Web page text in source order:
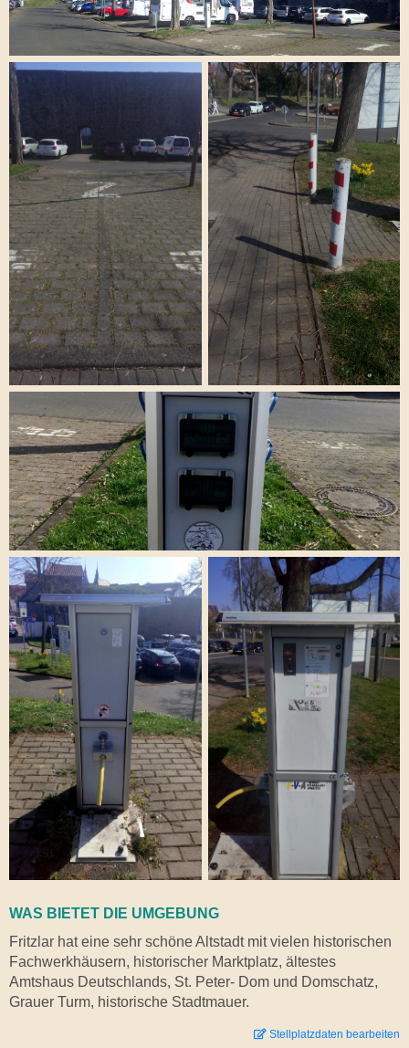
WAS BIETET DIE UMGEBUNG
Fritzlar hat eine sehr schöne Altstadt mit vielen historischen
Fachwerkhäusern, historischer Marktplatz, ältestes
Amtshaus Deutschlands, St. Peter- Dom und Domschatz,
Grauer Turm, historische Stadtmauer.
Stellplatzdaten bearbeiten